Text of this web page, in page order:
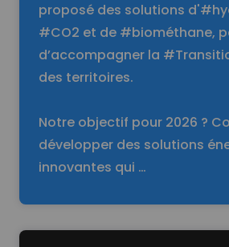
proposé des solutions
#CO2 et de #biométhane,
d’accompagner la
des territoires.
Notre objectif pour 2026 ?
développer des solutions
innovantes qui …
Read more